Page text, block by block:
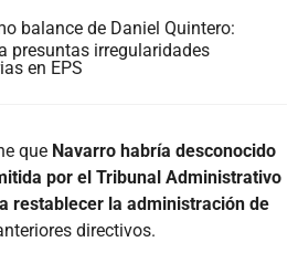
balance de Daniel Quintero:
presuntas irregularidades
en EPS
que Navarro habría desconocido
por el Tribunal Administrativo
restablecer la administración de
directivos.